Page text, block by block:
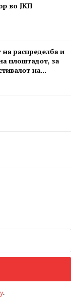
во ЈКП
распределба и
плоштадот, за
на...
.